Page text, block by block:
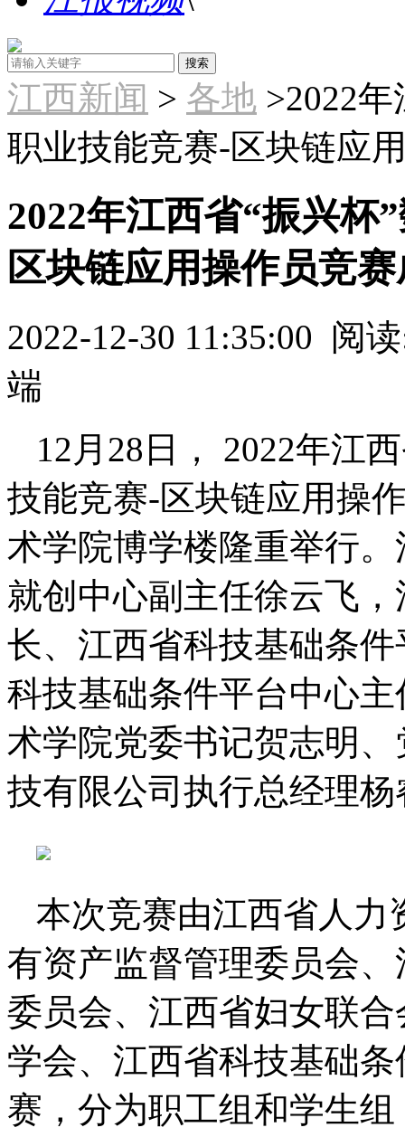
江西新闻 > 各地 >2022
职业技能竞赛-区块链应
2022年江西省“振兴杯
区块链应用操作员竞
2022-12-30 11:35:00 阅
端
12月28日， 2022年江
技能竞赛-区块链应用操
术学院博学楼隆重举行
就创中心副主任徐云飞
长、江西省科技基础条
科技基础条件平台中心
术学院党委书记贺志明
技有限公司执行总经理
本次竞赛由江西省人力
有资产监督管理委员会
委员会、江西省妇女联
学会、江西省科技基础
赛，分为职工组和学生